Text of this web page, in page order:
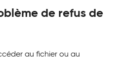
de refus de
au fichier ou au